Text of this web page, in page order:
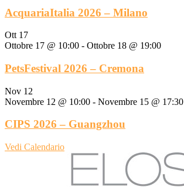
AcquariaItalia 2026 – Milano
Ott 17
Ottobre 17 @ 10:00 - Ottobre 18 @ 19:00
PetsFestival 2026 – Cremona
Nov 12
Novembre 12 @ 10:00 - Novembre 15 @ 17:30
CIPS 2026 – Guangzhou
Vedi Calendario